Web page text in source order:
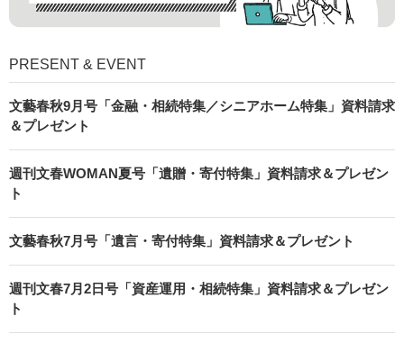
PRESENT & EVENT
文藝春秋9月号「金融・相続特集／シニアホーム特集」資料請求
＆プレゼント
週刊文春WOMAN夏号「遺贈・寄付特集」資料請求＆プレゼン
ト
文藝春秋7月号「遺言・寄付特集」資料請求＆プレゼント
週刊文春7月2日号「資産運用・相続特集」資料請求＆プレゼン
ト